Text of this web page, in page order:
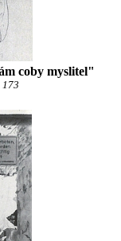
coby myslitel"
173